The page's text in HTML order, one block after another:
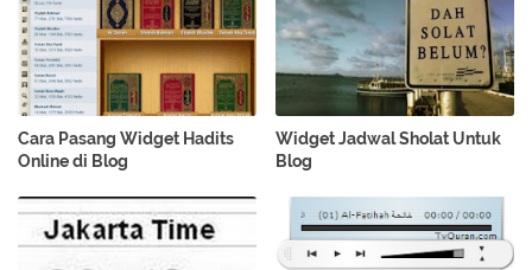
Cara Pasang Widget Hadits
Online di Blog
Widget Jadwal Sholat Untuk
Blog